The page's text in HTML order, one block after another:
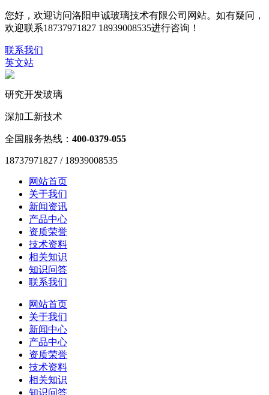
您好，欢迎访问洛阳申诚玻璃技术有限公司网站。如有疑问，
欢迎联系18737971827 18939008535进行咨询！
联系我们
英文站
研究开发玻璃
深加工新技术
全国服务热线： 400-0379-055
18737971827 / 18939008535
网站首页
关于我们
新闻资讯
产品中心
资质荣誉
技术资料
相关知识
知识问答
联系我们
网站首页
关于我们
新闻中心
产品中心
资质荣誉
技术资料
相关知识
知识问答